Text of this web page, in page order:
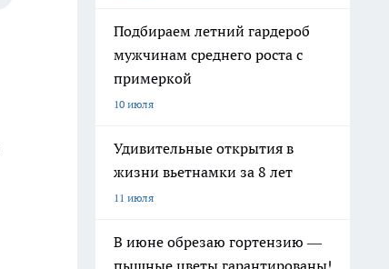
Подбираем летний гардероб
мужчинам среднего роста с
примеркой
10 июля
Удивительные открытия в
жизни вьетнамки за 8 лет
11 июля
В июне обрезаю гортензию —
пышные цветы гарантированы!